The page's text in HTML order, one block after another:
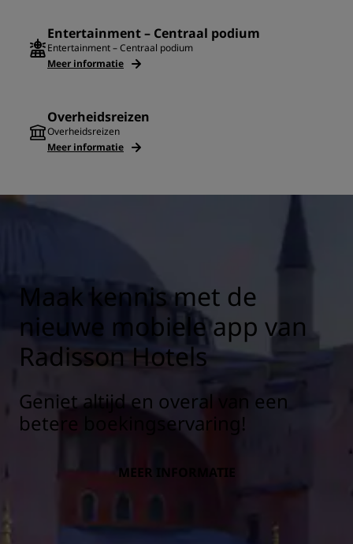
Entertainment – Centraal podium
Entertainment – Centraal podium
Meer informatie
Overheidsreizen
Overheidsreizen
Meer informatie
Maak kennis met de
nieuwe mobiele app van
Radisson Hotels
Geniet altijd en overal van een
betere boekingservaring!
MEER INFORMATIE